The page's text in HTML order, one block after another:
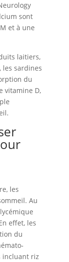
sont
et à une
laitiers,
les sardines
du
vitamine D,
les
Au
effet, les
du
incluant riz